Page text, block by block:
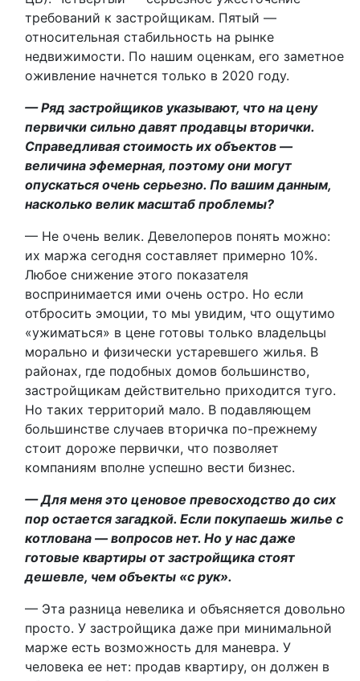
требований к застройщикам. Пятый —
относительная стабильность на рынке
недвижимости. По нашим оценкам, его заметное
оживление начнется только в 2020 году.
— Ряд застройщиков указывают, что на цену
первички сильно давят продавцы вторички.
Справедливая стоимость их объектов —
величина эфемерная, поэтому они могут
опускаться очень серьезно. По вашим данным,
насколько велик масштаб проблемы?
— Не очень велик. Девелоперов понять можно:
их маржа сегодня составляет примерно 10%.
Любое снижение этого показателя
воспринимается ими очень остро. Но если
отбросить эмоции, то мы увидим, что ощутимо
«ужиматься» в цене готовы только владельцы
морально и физически устаревшего жилья. В
районах, где подобных домов большинство,
застройщикам действительно приходится туго.
Но таких территорий мало. В подавляющем
большинстве случаев вторичка по-прежнему
стоит дороже первички, что позволяет
компаниям вполне успешно вести бизнес.
— Для меня это ценовое превосходство до сих
пор остается загадкой. Если покупаешь жилье с
котлована — вопросов нет. Но у нас даже
готовые квартиры от застройщика стоят
дешевле, чем объекты «с рук».
— Эта разница невелика и объясняется довольно
просто. У застройщика даже при минимальной
марже есть возможность для маневра. У
человека ее нет: продав квартиру, он должен в